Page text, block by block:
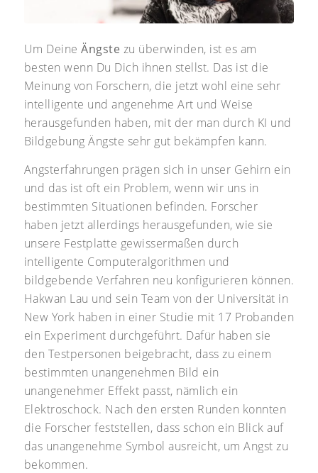
Um DeineÄngste zu überwinden, ist es am
besten wenn Du Dich ihnen stellst. Das ist die
Meinung von Forschern, die jetzt wohl eine sehr
intelligente und angenehme Art und Weise
herausgefunden haben, mit der man durch KI und
Bildgebung Ängste sehr gut bekämpfen kann.
Angsterfahrungen prägen sich in unser Gehirn ein
und das ist oft ein Problem, wenn wir uns in
bestimmten Situationen befinden. Forscher
haben jetzt allerdings herausgefunden, wie sie
unsere Festplatte gewissermaßen durch
intelligente Computeralgorithmen und
bildgebende Verfahren neu konfigurieren können.
Hakwan Lau und sein Team von der Universität in
New York haben in einer Studie mit 17 Probanden
ein Experiment durchgeführt. Dafür haben sie
den Testpersonen beigebracht, dass zu einem
bestimmten unangenehmen Bild ein
unangenehmer Effekt passt, nämlich ein
Elektroschock. Nach den ersten Runden konnten
die Forscher feststellen, dass schon ein Blick auf
das unangenehme Symbol ausreicht, um Angst zu
bekommen.